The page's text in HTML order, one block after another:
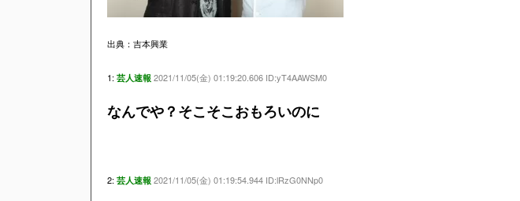
出典：吉本興業
1: 芸人速報 2021/11/05(金) 01:19:20.606 ID:yT4AAWSM0
なんでや？そこそこおもろいのに
2: 芸人速報 2021/11/05(金) 01:19:54.944 ID:lRzG0NNp0